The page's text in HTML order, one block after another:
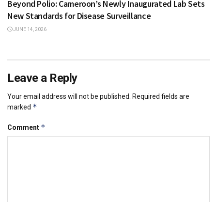
Beyond Polio: Cameroon’s Newly Inaugurated Lab Sets
New Standards for Disease Surveillance
JUNE 14, 2026
Leave a Reply
Your email address will not be published.
Required fields are
marked *
Comment *